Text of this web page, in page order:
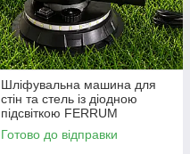
Шліфувальна машина для
стін та стель із діодною
підсвіткою FERRUM
FRDWS15 1500 Вт
Готово до відправки